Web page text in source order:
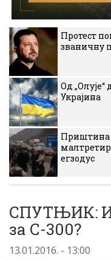
Протест
званичну
Од „Олује“
Украјина
Приштина
егзодус
СПУТЊИК:
за С-300?
13.01.2016. - 13:00